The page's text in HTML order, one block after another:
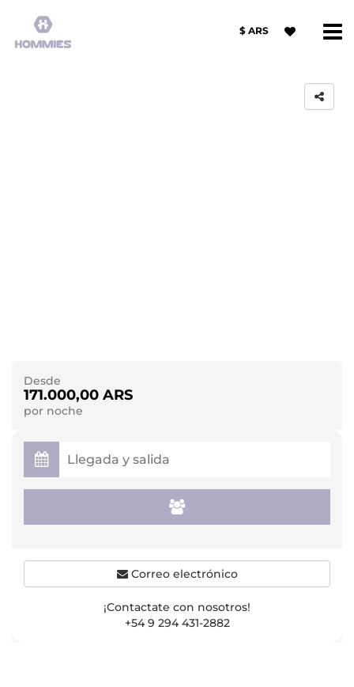
$ ARS
Desde
171.000,00 ARS
por noche
Correo electrónico
¡Contactate con nosotros!
+54 9 294 431-2882